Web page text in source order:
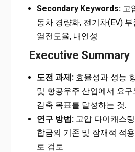
Secondary Keywords:고
동차 경량화, 전기차(EV)
열전도율, 내연성
Executive Summary
도전 과제:효율성과 성능
및 항공우주 산업에서 요
감축 목표를 달성하는 것.
연구 방법:고압 다이캐스
합금의 기존 및 잠재적 적
로 검토.